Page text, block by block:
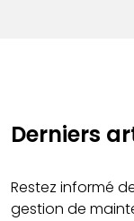
Derniers
Restez informé
gestion de